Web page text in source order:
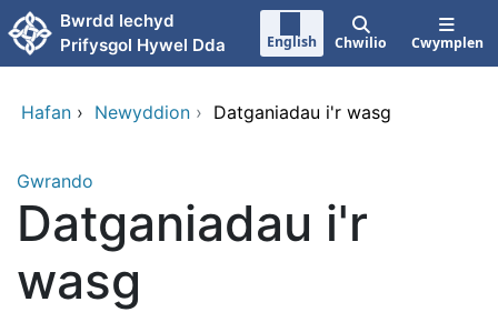
Neidio i'r prif gynnwy
Bwrdd Iechyd
Prifysgol Hywel Dda
English Chwilio Cwymplen
Hafan › Newyddion › Datganiadau i'r wasg
Gwrando
Datganiadau i'r
wasg